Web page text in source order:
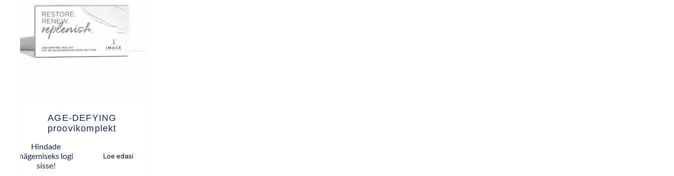
AGE-DEFYING
proovikomplekt
Hindade
nägemiseks logi
sisse!
Loe edasi